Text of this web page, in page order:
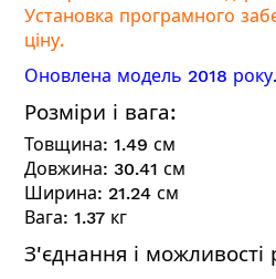
Установка програмного
ціну.
Оновлена модель 2018 року.
Розміри і вага:
Товщина: 1.49 см
Довжина: 30.41 см
Ширина: 21.24 см
Вага: 1.37 кг
З'єднання і